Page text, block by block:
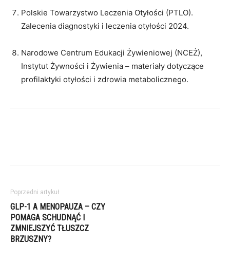
Polskie Towarzystwo Leczenia Otyłości (PTLO).
Zalecenia diagnostyki i leczenia otyłości 2024.
Narodowe Centrum Edukacji Żywieniowej (NCEŻ),
Instytut Żywności i Żywienia – materiały dotyczące
profilaktyki otyłości i zdrowia metabolicznego.
Poprzedni artykuł
GLP-1 A MENOPAUZA – CZY
POMAGA SCHUDNĄĆ I
ZMNIEJSZYĆ TŁUSZCZ
BRZUSZNY?